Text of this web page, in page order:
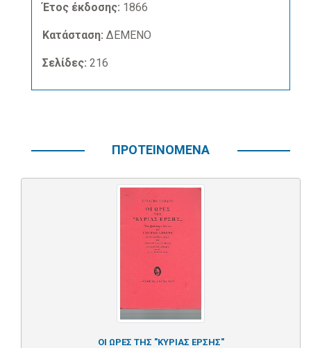
Έτος έκδοσης: 1866
Κατάσταση: ΔΕΜΕΝΟ
Σελίδες: 216
ΠΡΟΤΕΙΝΟΜΕΝΑ
ΟΙ ΩΡΕΣ ΤΗΣ "ΚΥΡΙΑΣ ΕΡΣΗΣ"